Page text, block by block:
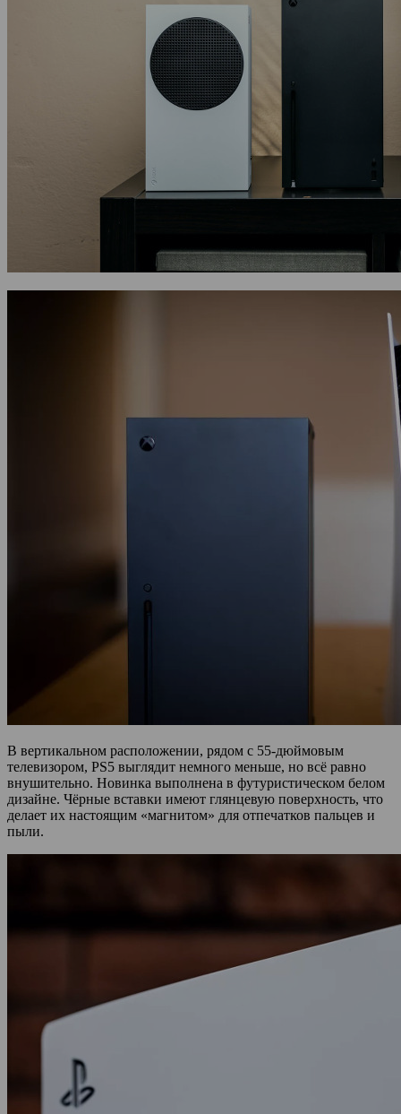
В вертикальном расположении, рядом с 55-дюймовым
телевизором, PS5 выглядит немного меньше, но всё равно
внушительно. Новинка выполнена в футуристическом белом
дизайне. Чёрные вставки имеют глянцевую поверхность, что
делает их настоящим «магнитом» для отпечатков пальцев и
пыли.